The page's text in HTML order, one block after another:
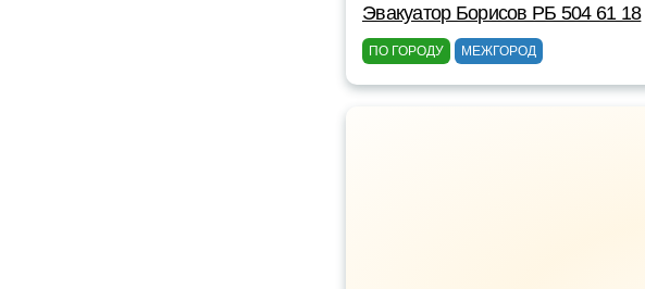
Эвакуатор Борисов РБ 504 61 18
ПО ГОРОДУ МЕЖГОРОД